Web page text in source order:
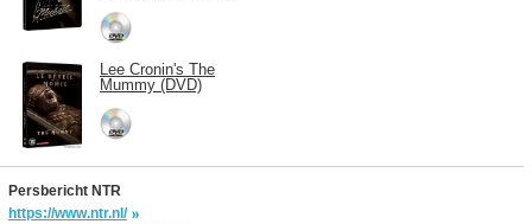
Lee Cronin's The
Mummy (DVD)
Persbericht NTR
https://www.ntr.nl/